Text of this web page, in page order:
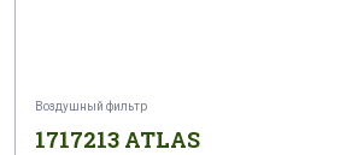
Воздушный фильтр
1717213 ATLAS